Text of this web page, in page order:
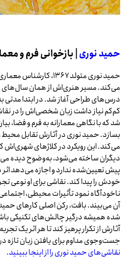
حمید نوری | بازخوانی فرم و
حمید نوری متولد ۱۳۶۷،
می‌کند. مسیر هنری‌اش از همان سال‌های
درس‌های طراحی آغاز شد. در ابتدا مدتی
کم‌کم نیاز داشت زبان شخصی‌اش را در
شد که با نگاهی معمارانه به فرم و فضا،
بسازد. حمید نوری در آثارش تقابل محیط
می‌کند. این رویکرد در کلاژ‌های
دیگران ساخته می‌شود، به‌وضوح دیده
پیش تعیین‌شده ندارد و اجازه می‌دهد اثر
خودش را پیدا کند. نقاشی برای او
ناخودآگاه نمود تأثیرات محیطی،
آن می‌بیند. بافت، رکن اصلی کارهای
شده همیشه درگیر چالش‌های تکنیکی
آثارش از تکرار پرهیز کند تا هر اثر یک
جست‌وجوی مداوم برای یافتن زبان تازه
نقاشی‌های حمید نوری را از اینجا ببینید.